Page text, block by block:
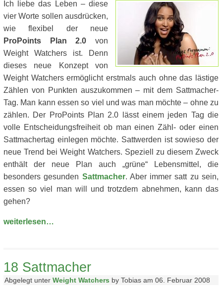
Ich liebe das Leben – diese
vier Worte sollen ausdrücken,
wie flexibel der neue
ProPoints Plan 2.0 von
Weight Watchers ist. Denn
dieses neue Konzept von
Weight Watchers ermöglicht erstmals auch ohne das lästige
Zählen von Punkten auszukommen – mit dem Sattmacher-
Tag. Man kann essen so viel und was man möchte – ohne zu
zählen. Der ProPoints Plan 2.0 lässt einem jeden Tag die
volle Entscheidungsfreiheit ob man einen Zähl- oder einen
Sattmachertag einlegen möchte. Sattwerden ist sowieso der
neue Trend bei Weight Watchers. Speziell zu diesem Zweck
enthält der neue Plan auch „grüne“ Lebensmittel, die
besonders gesunden Sattmacher. Aber immer satt zu sein,
essen so viel man will und trotzdem abnehmen, kann das
gehen?
weiterlesen…
18 Sattmacher
Abgelegt unter Weight Watchers by Tobias am 06. Februar 2008